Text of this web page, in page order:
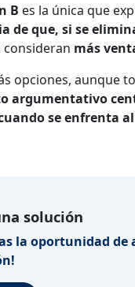
B es la única que
de que, si se
consideran más
opciones, aunque
argumentativo
se enfrenta
solución
la oportunidad de